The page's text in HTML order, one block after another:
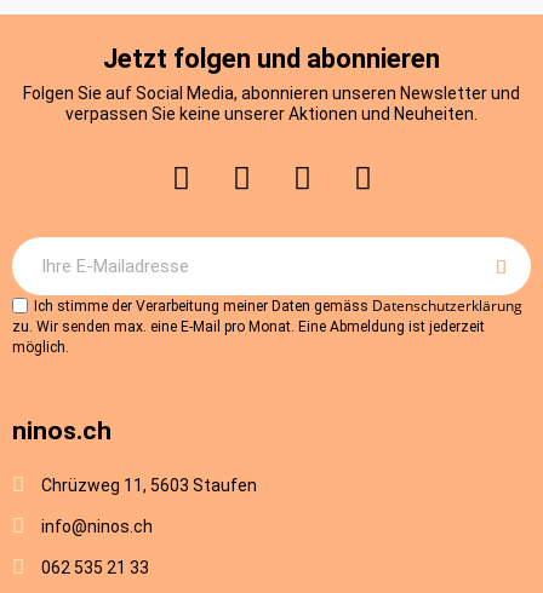
Jetzt folgen und abonnieren
Folgen Sie auf Social Media, abonnieren unseren Newsletter und
verpassen Sie keine unserer Aktionen und Neuheiten.
Ich stimme der Verarbeitung meiner Daten gemäss Datenschutzerklärung
zu. Wir senden max. eine E-Mail pro Monat. Eine Abmeldung ist jederzeit
möglich.
ninos.ch
Chrüzweg 11, 5603 Staufen
info@ninos.ch
062 535 21 33